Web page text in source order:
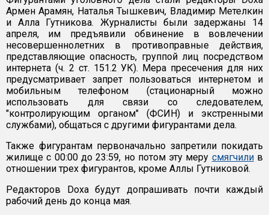
Армен Арамян, Наталья Тышкевич, Владимир Метелкин
и Алла Гутникова. Журналисты были задержаны 14
апреля, им предъявили обвинение в вовлечении
несовершеннолетних в противоправные действия,
представляющие опасность, группой лиц посредством
интернета (ч. 2 ст. 151.2 УК). Мера пресечения для них
предусматривает запрет пользоваться интернетом и
мобильным телефоном (стационарный можно
использовать для связи со следователем,
"контролирующим органом" (ФСИН) и экстренными
службами), общаться с другими фигурантами дела.
Также фигурантам первоначально запретили покидать
жилище с 00:00 до 23:59, но потом эту меру смягчилив
отношении трех фигурантов, кроме Аллы Гутниковой.
Редакторов Doxa будут допрашивать почти каждый
рабочий день до конца мая.